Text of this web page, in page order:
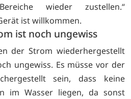
wieder zustellen.“
ist willkommen.
ist noch ungewiss
der Strom wiederhergestellt
ungewiss. Es müsse vor der
sein, dass keine
im Wasser liegen, da sonst